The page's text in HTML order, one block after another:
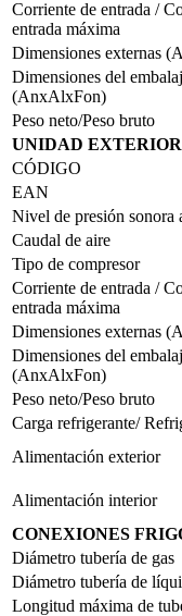
Corriente de entrada /
entrada máxima
Dimensiones externas
Dimensiones del
(AnxAlxFon)
Peso neto/Peso bruto
UNIDAD EXTERIOR
CÓDIGO
EAN
Nivel de presión sonora
Caudal de aire
Tipo de compresor
Corriente de entrada /
entrada máxima
Dimensiones externas
Dimensiones del
(AnxAlxFon)
Peso neto/Peso bruto
Carga refrigerante/
Alimentación exterior
Alimentación interior
CONEXIONES
Diámetro tubería de gas
Diámetro tubería de
Longitud máxima de